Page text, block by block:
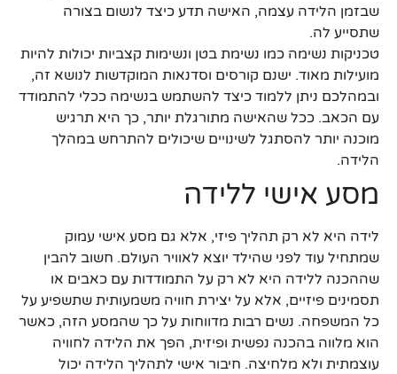
שבזמן הלידה עצמה, האישה תדע כיצד לנשום בצורה
שתסייע לה.
טכניקות נשימה כמו נשימת בטן ונשימות קצביות יכולות להיות
מועילות מאוד. ישנם קורסים וסדנאות המוקדשות לנושא זה,
ובמהלכם ניתן ללמוד כיצד להשתמש בנשימה ככלי להתמודד
עם הכאב. ככל שהאישה מתורגלת יותר, כך היא תרגיש
מוכנה יותר להסתגל לשינויים שיכולים להתרחש במהלך
הלידה.
מסע אישי ללידה
לידה היא לא רק תהליך פיזי, אלא גם מסע אישי עמוק
שמתחיל עוד לפני שהילד יוצא לאוויר העולם. חשוב להבין
שההכנה ללידה היא לא רק על התמודדות עם כאבים או
תסמינים פיזיים, אלא על יצירת חוויה משמעותית שתשפיע על
כל המשפחה. נשים רבות מדווחות על כך שהמסע הזה, כאשר
הוא מלווה בהכנה נפשית ופיזית, הפך את הלידה לחוויה
עוצמתית ולא מלחיצה. חיבור אישי לתהליך הלידה יכול